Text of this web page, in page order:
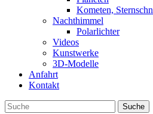
Kometen,
Nachthimmel
Polarlichter
Videos
Kunstwerke
3D-Modelle
Anfahrt
Kontakt